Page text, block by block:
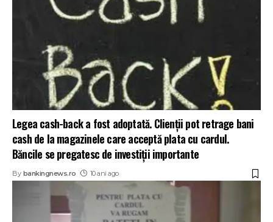
Legea cash-back a fost adoptată. Clienţii pot retrage bani
cash de la magazinele care acceptă plata cu cardul.
Băncile se pregatesc de investiţii importante
By bankingnews.ro 10 ani ago